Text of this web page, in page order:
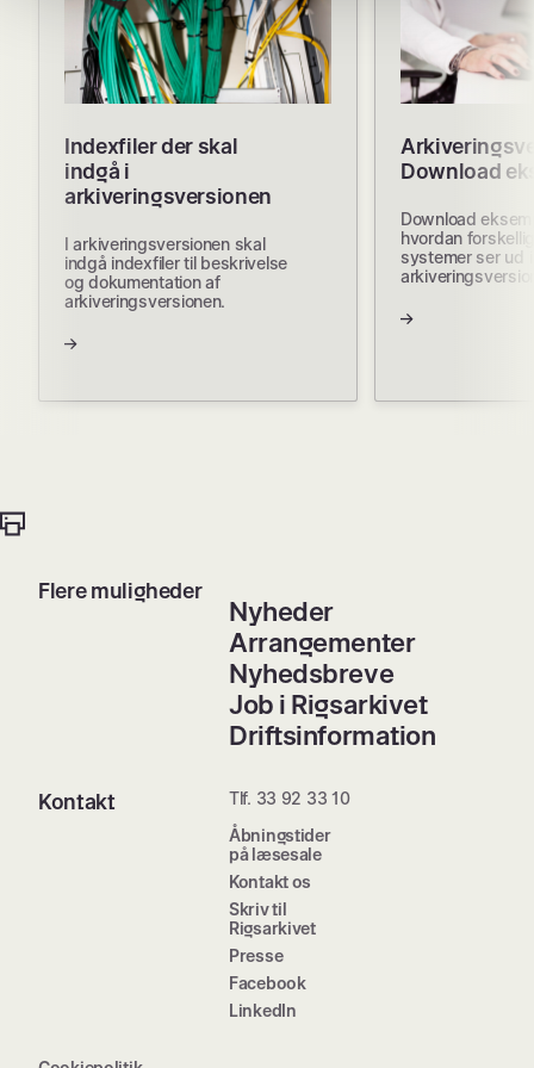
Indexfiler der skal
indgå i
arkiveringsversionen
I arkiveringsversionen skal
indgå indexfiler til beskrivelse
og dokumentation af
arkiveringsversionen.
Download
Download
hvordan
systemer ser ud i
Flere muligheder
Nyheder
Arrangementer
Nyhedsbreve
Job i Rigsarkivet
Driftsinformation
Kontakt
Tlf. 33 92 33 10
Åbningstider
på læsesale
Kontakt os
Skriv til
Rigsarkivet
Presse
Facebook
LinkedIn